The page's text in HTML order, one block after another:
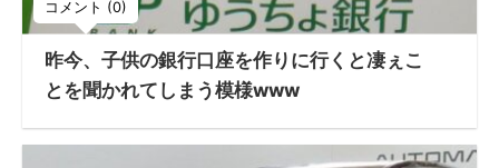
コメント (0)
昨今、子供の銀行口座を作りに行くと凄ぇこ
とを聞かれてしまう模様www